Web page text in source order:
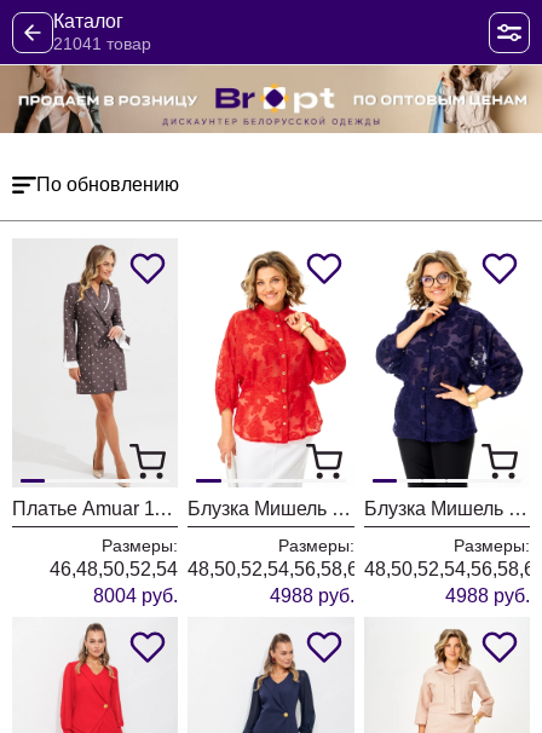
Каталог
21041 товар
По обновлению
Платье Amuar 1136
Размеры:
46,48,50,52,54
8004 руб.
Блузка Мишель Шик 802 красный
Размеры:
48,50,52,54,56,58,60,62
4988 руб.
Блузка Мишель Шик 802 синий
Размеры:
4988 руб.